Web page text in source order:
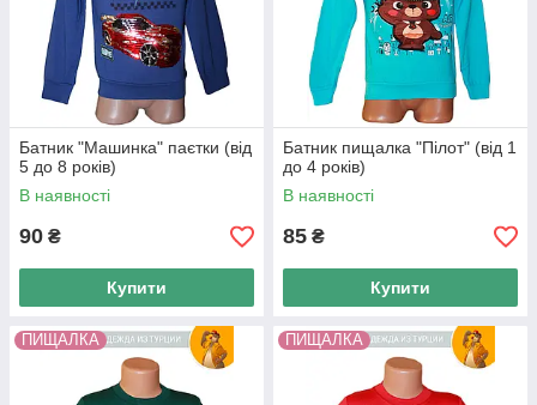
Батник "Машинка" паєтки (від
5 до 8 років)
В наявності
90 ₴
Купити
Батник пищалка "Пілот" (від 1
до 4 років)
В наявності
85 ₴
Купити
ПИЩАЛКА ПИЩАЛКА